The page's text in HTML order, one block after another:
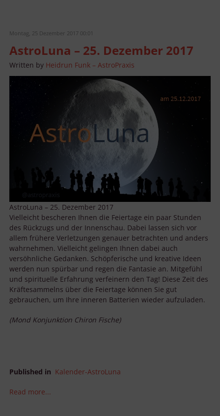
Montag, 25 Dezember 2017 00:01
AstroLuna – 25. Dezember 2017
Written by Heidrun Funk – AstroPraxis
AstroLuna – 25. Dezember 2017
Vielleicht bescheren Ihnen die Feiertage ein paar Stunden
des Rückzugs und der Innenschau. Dabei lassen sich vor
allem frühere Verletzungen genauer betrachten und anders
wahrnehmen. Vielleicht gelingen Ihnen dabei auch
versöhnliche Gedanken. Schöpferische und kreative Ideen
werden nun spürbar und regen die Fantasie an. Mitgefühl
und spirituelle Erfahrung verfeinern den Tag! Diese Zeit des
Kräftesammelns über die Feiertage können Sie gut
gebrauchen, um Ihre inneren Batterien wieder aufzuladen.
(Mond Konjunktion Chiron Fische)
Published in Kalender-AstroLuna
Read more...